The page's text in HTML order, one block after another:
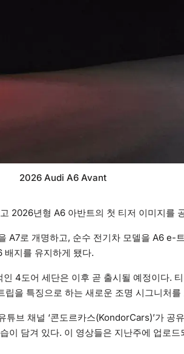
2026 Audi A6 Avant
2026년형 A6 아반트의 첫 티저 이미지를
A7로 개명하고, 순수 전기차 모델을 A6 e-
배지를 유지하게 됐다.
4도어 세단은 이후 곧 출시될 예정이다.
립을 특징으로 하는 새로운 조명 시그니처를
브 채널 ‘콘도르카스(KondorCars)’가 공
이 담겨 있다. 이 영상들은 지난주에 업로